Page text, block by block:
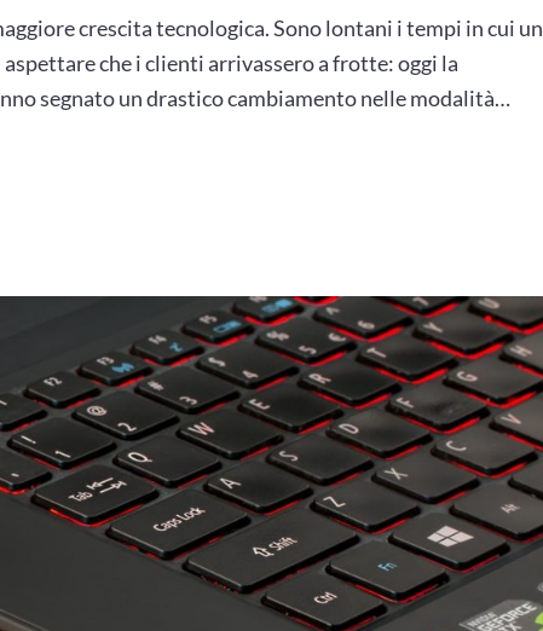
crescita tecnologica. Sono lontani i tempi in cui un
che i clienti arrivassero a frotte: oggi la
segnato un drastico cambiamento nelle modalità…